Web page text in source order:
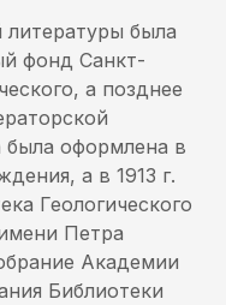
литературы была
фонд Санкт-
а позднее
была оформлена в
а в 1913 г.
Геологического
Петра
Академии
Библиотеки